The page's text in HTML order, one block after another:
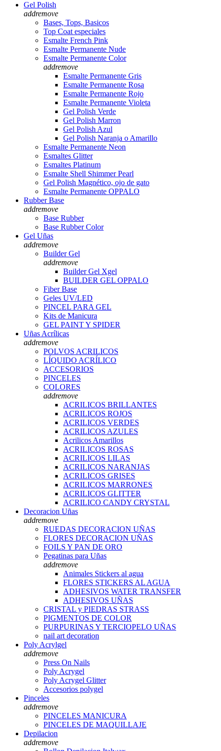
Gel Polish
addremove
Bases, Tops, Basicos
Top Coat especiales
Esmalte French Pink
Esmalte Permanente Nude
Esmalte Permanente Color
addremove
Esmalte Permanente Gris
Esmalte Permanente Rosa
Esmalte Permanente Rojo
Esmalte Permanente Violeta
Gel Polish Verde
Gel Polish Marron
Gel Polish Azul
Gel Polish Naranja o Amarillo
Esmalte Permanente Neon
Esmaltes Glitter
Esmaltes Platinum
Esmalte Shell Shimmer Pearl
Gel Polish Magnético, ojo de gato
Esmalte Permanente OPPALO
Rubber Base
addremove
Base Rubber
Base Rubber Color
Gel Uñas
addremove
Builder Gel
addremove
Builder Gel Xgel
BUILDER GEL OPPALO
Fiber Base
Geles UV/LED
PINCEL PARA GEL
Kits de Manicura
GEL PAINT Y SPIDER
Uñas Acrílicas
addremove
POLVOS ACRILICOS
LÍQUIDO ACRÍLICO
ACCESORIOS
PINCELES
COLORES
addremove
ACRILICOS BRILLANTES
ACRILICOS ROJOS
ACRILICOS VERDES
ACRILICOS AZULES
Acrilicos Amarillos
ACRILICOS ROSAS
ACRILICOS LILAS
ACRILICOS NARANJAS
ACRILICOS GRISES
ACRILICOS MARRONES
ACRILICOS GLITTER
ACRILICO CANDY CRYSTAL
Decoracion Uñas
addremove
RUEDAS DECORACION UÑAS
FLORES DECORACION UÑAS
FOILS Y PAN DE ORO
Pegatinas para Uñas
addremove
Animales Stickers al agua
FLORES STICKERS AL AGUA
ADHESIVOS WATER TRANSFER
ADHESIVOS UÑAS
CRISTAL y PIEDRAS STRASS
PIGMENTOS DE COLOR
PURPURINAS Y TERCIOPELO UÑAS
nail art decoration
Poly Acrylgel
addremove
Press On Nails
Poly Acrygel
Poly Acrygel Glitter
Accesorios polygel
Pinceles
addremove
PINCELES MANICURA
PINCELES DE MAQUILLAJE
Depilacion
addremove